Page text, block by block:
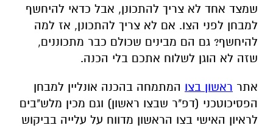
שמצד אחד לא צריך להתכונן, אבל כדאי להיחשף
למבחן לפני הצו. אם לא צריך להתכונן, אז למה
להיחשף? גם הם מבינים שכולם כבר מתכוננים,
שזה לא הוגן לשלוח אתכם בלי הכנה.
אתר ראשון בצו המתמחה בהכנה אונליין למבחן
הפסיכוטכני (דפ"ר שבצו ראשון) וגם מכין מלש"בים
לראיון האישי בצו הראשון מדווח על עלייה בביקוש